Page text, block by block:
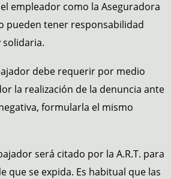
empleador como la Aseguradora
pueden tener responsabilidad
debe requerir por medio
la realización de la denuncia ante
formularla el mismo
será citado por la A.R.T. para
que se expida. Es habitual que las